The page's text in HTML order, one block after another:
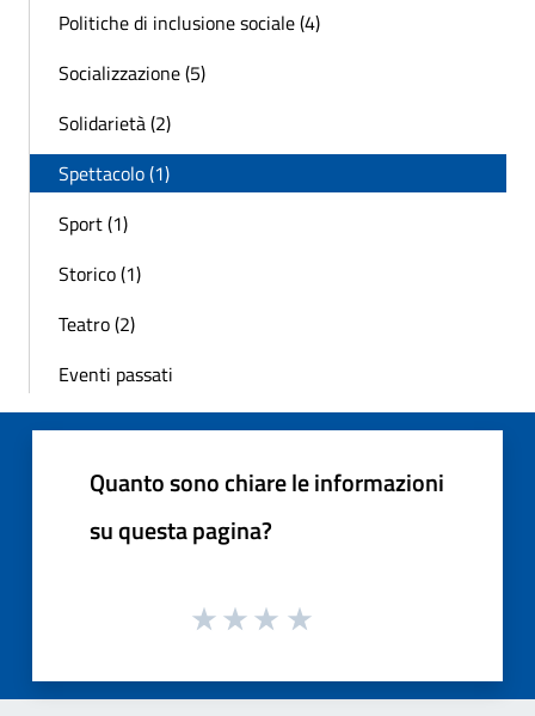
Politiche di inclusione sociale (4)
Socializzazione (5)
Solidarietà (2)
Spettacolo (1)
Sport (1)
Storico (1)
Teatro (2)
Eventi passati
Quanto sono chiare le informazioni
su questa pagina?